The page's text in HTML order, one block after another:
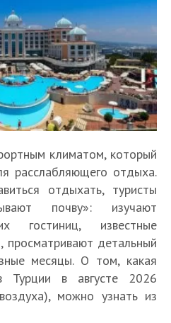
климатом, который
расслабляющего отдыха.
отдыхать, туристы
почву»: изучают
гостиниц, известные
просматривают детальный
месяцы. О том, какая
Турции в августе 2026
можно узнать из